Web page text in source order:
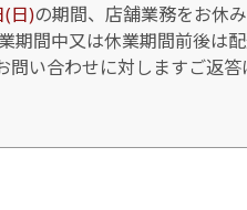
(日)の期間、店舗業務をお休
期間中又は休業期間前後は
い合わせに対しますご返